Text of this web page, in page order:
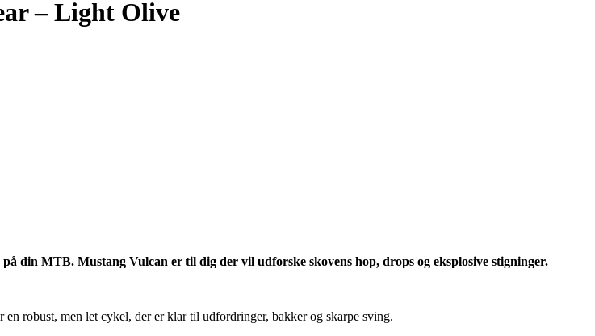
– Light Olive
din MTB. Mustang Vulcan er til dig der vil udforske skovens hop, drops og eksplosive stigninger.
robust, men let cykel, der er klar til udfordringer, bakker og skarpe sving.